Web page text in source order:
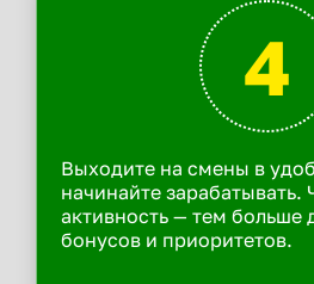
4
Выходите на смены в
начинайте
активность — тем больше
бонусов и приоритетов.